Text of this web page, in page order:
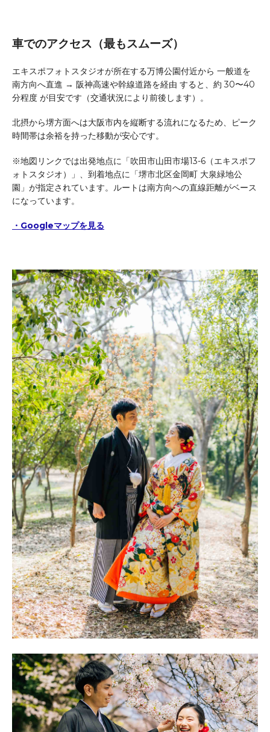
車でのアクセス（最もスムーズ）
エキスポフォトスタジオが所在する万博公園付近から 一般道を
南方向へ直進 → 阪神高速や幹線道路を経由 すると、約 30〜40
分程度 が目安です（交通状況により前後します）。
北摂から堺方面へは大阪市内を縦断する流れになるため、ピーク
時間帯は余裕を持った移動が安心です。
※地図リンクでは出発地点に「吹田市山田市場13-6（エキスポフ
ォトスタジオ）」、到着地点に「堺市北区金岡町 大泉緑地公
園」が指定されています。ルートは南方向への直線距離がベース
になっています。
・Googleマップを見る